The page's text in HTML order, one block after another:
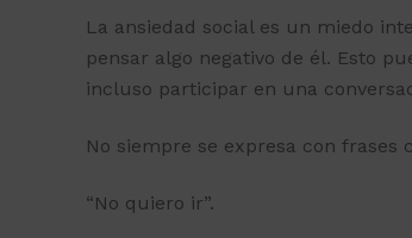
La ansiedad social es un miedo
pensar algo negativo de él. Esto
incluso participar en una
No siempre se expresa con frases
“No quiero ir”.